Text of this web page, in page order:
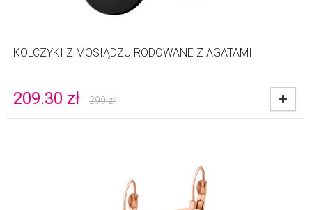
KOLCZYKI Z MOSIĄDZU RODOWANE Z AGATAMI
209.30 zł 299zł